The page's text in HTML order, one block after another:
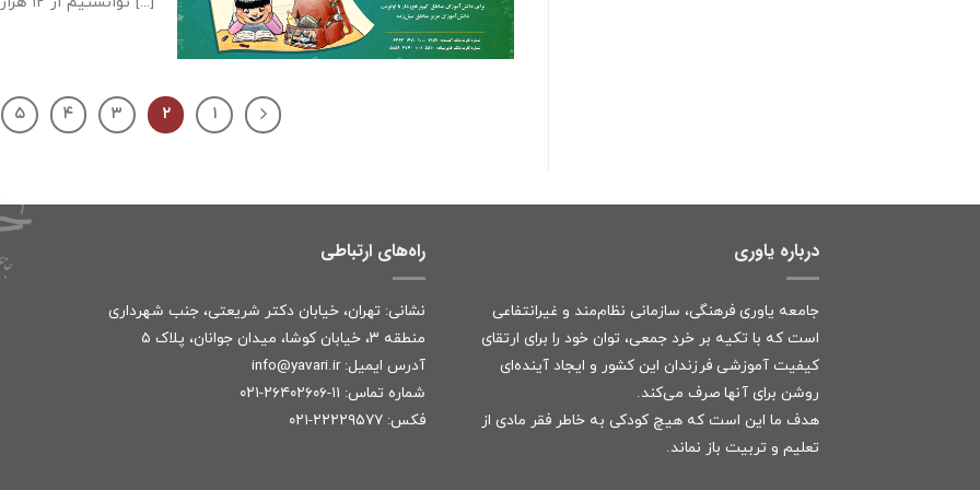
۱ ۲ ۳ ۴ ۵
درباره یاوری
جامعه یاوری فرهنگی، سازمانی نظام‌مند و غیرانتفاعی
است که با تکیه بر خرد جمعی، توان خود را برای ارتقای
کیفیت آموزشی فرزندان این کشور و ایجاد آینده‌ای
روشن برای آنها صرف می‌کند.
هدف ما این است که هیچ کودکی به خاطر فقر مادی از
تعلیم و تربیت باز نماند.
راه‌های ارتباطی
نشانی: تهران، خیابان دکتر شریعتی، جنب شهرداری
منطقه ۳، خیابان کوشا، میدان جوانان، پلاک ۵
آدرس ایمیل: info@yavari.ir
شماره تماس: ۱۱-۲۶۴۰۲۶۰۶-۰۲۱
فکس: ۲۲۲۲۹۵۷۷-۰۲۱